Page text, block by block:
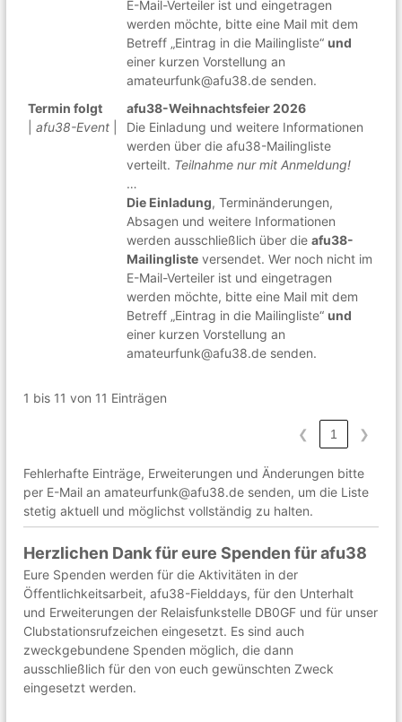
E-Mail-Verteiler ist und eingetragen
werden möchte, bitte eine Mail mit dem
Betreff „Eintrag in die Mailingliste“und
einer kurzen Vorstellung an
amateurfunk@afu38.de senden.
Termin folgt
|afu38-Event
afu38-Weihnachtsfeier 2026
Die Einladung und weitere Informationen
werden über die afu38-Mailingliste
verteilt. Teilnahme nur mit Anmeldung!
…
Die Einladung, Terminänderungen,
Absagen und weitere Informationen
werden ausschließlich über dieafu38-
Mailingliste versendet. Wer noch nicht im
E-Mail-Verteiler ist und eingetragen
werden möchte, bitte eine Mail mit dem
Betreff „Eintrag in die Mailingliste“und
einer kurzen Vorstellung an
amateurfunk@afu38.de senden.
1 bis 11 von 11 Einträgen
❮ 1 ❯
Fehlerhafte Einträge, Erweiterungen und Änderungen bitte
per E-Mail an amateurfunk@afu38.de senden, um die Liste
stetig aktuell und möglichst vollständig zu halten.
Herzlichen Dank für eure Spenden für afu38
Eure Spenden werden für die Aktivitäten in der
Öffentlichkeitsarbeit, afu38-Fielddays, für den Unterhalt
und Erweiterungen der Relaisfunkstelle DB0GF und für unser
Clubstationsrufzeichen eingesetzt. Es sind auch
zweckgebundene Spenden möglich, die dann
ausschließlich für den von euch gewünschten Zweck
eingesetzt werden.